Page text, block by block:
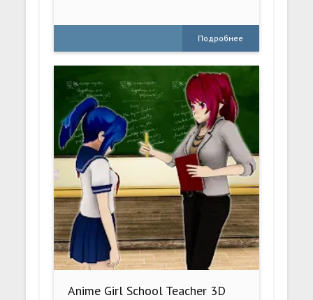
Подробнее
Anime Girl School Teacher 3D